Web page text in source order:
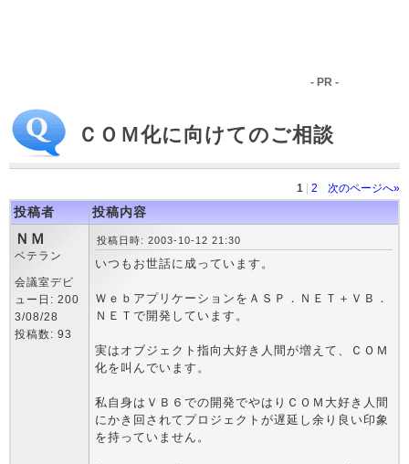
- PR -
ＣＯＭ化に向けてのご相談
1 2 次のページへ»
投稿者 投稿内容
ＮＭ
ベテラン
会議室デビ
ュー日: 200
3/08/28
投稿数: 93
投稿日時: 2003-10-12 21:30
いつもお世話に成っています。
ＷｅｂアプリケーションをＡＳＰ．ＮＥＴ＋ＶＢ．
ＮＥＴで開発しています。
実はオブジェクト指向大好き人間が増えて、ＣＯＭ
化を叫んでいます。
私自身はＶＢ６での開発でやはりＣＯＭ大好き人間
にかき回されてプロジェクトが遅延し余り良い印象
を持っていません。